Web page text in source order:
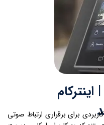
برای برقراری ارتباط صوتی